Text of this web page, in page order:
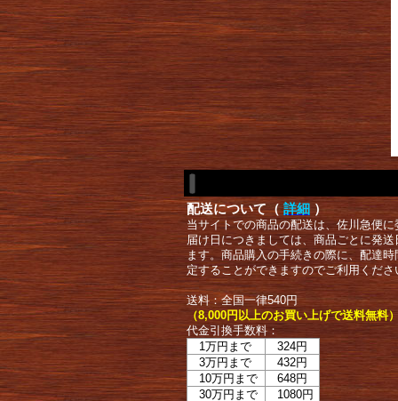
配送について（ 詳細 ）
当サイトでの商品の配送は、佐川急便
届け日につきましては、商品ごとに発
ます。商品購入の手続きの際に、配達
定することができますのでご利用くださ
送料：全国一律540円
（8,000円以上のお買い上げで送料無料
代金引換手数料：
1万円まで
324円
3万円まで
432円
10万円まで
648円
30万円まで
1080円